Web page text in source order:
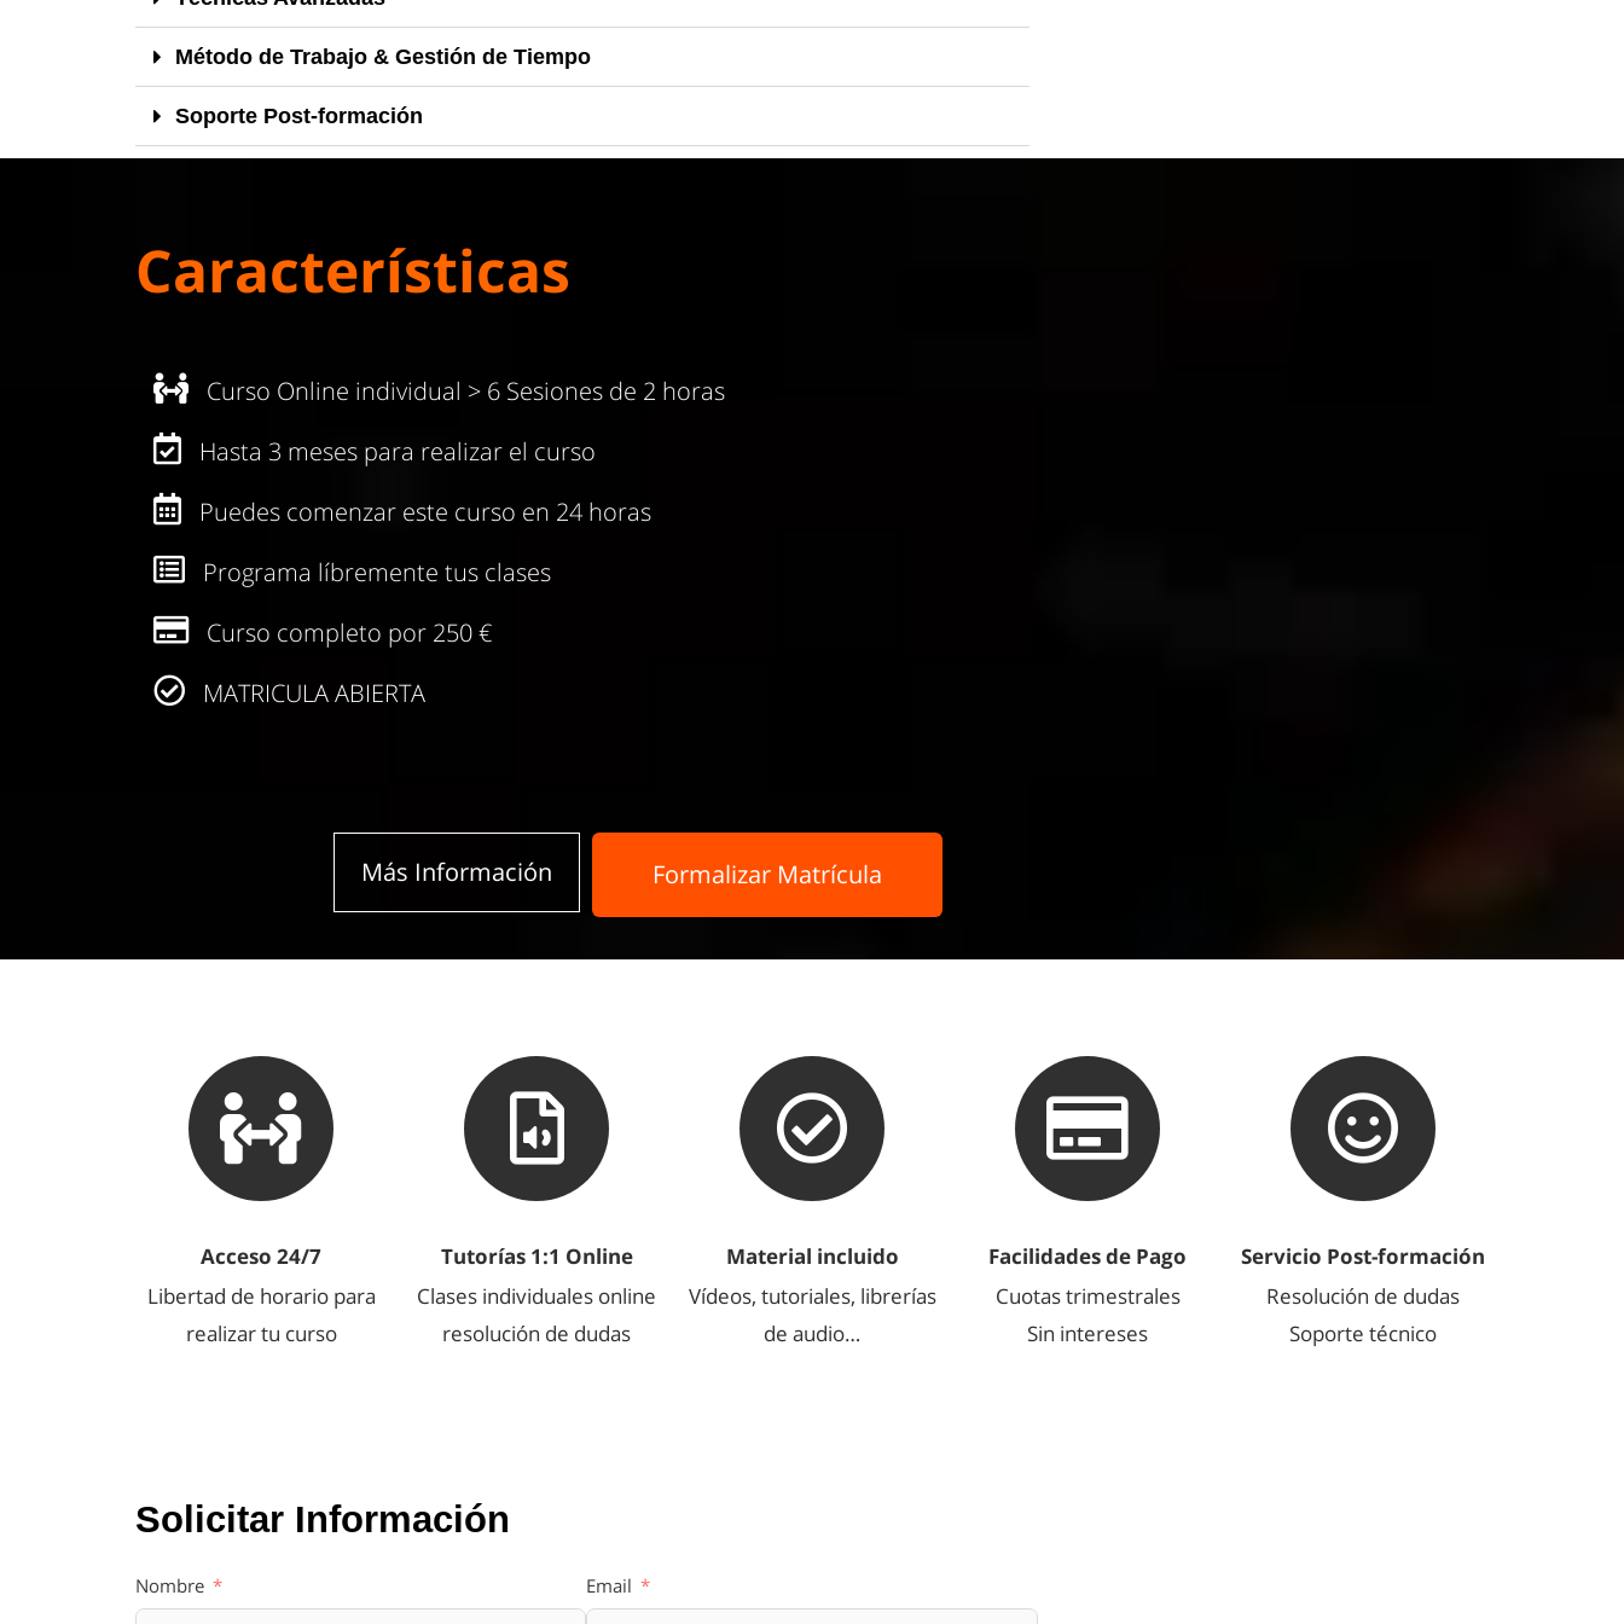
Método de Trabajo & Gestión de Tiempo
Soporte Post-formación
Características
Curso Online individual > 6 Sesiones de 2 horas
Hasta 3 meses para realizar el curso
Puedes comenzar este curso en 24 horas
Programa líbremente tus clases
Curso completo por 250 €
MATRICULA ABIERTA
Más Información Formalizar Matrícula
Acceso 24/7
Libertad de horario para
realizar tu curso
Tutorías 1:1 Online
Clases individuales online
resolución de dudas
Material incluido
Vídeos, tutoriales, librerías
de audio…
Facilidades de Pago
Cuotas trimestrales
Sin intereses
Servicio Post-formación
Resolución de dudas
Soporte técnico
Solicitar Información
Nombre Email